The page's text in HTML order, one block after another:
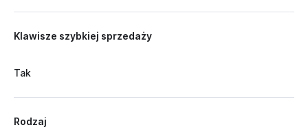
Klawisze szybkiej sprzedaży
Tak
Rodzaj